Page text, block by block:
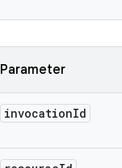
Parameter
invocationId